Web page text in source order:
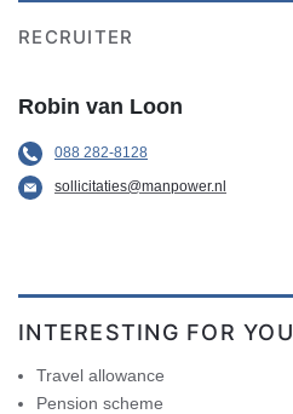
RECRUITER
Robin van Loon
088 282-8128
sollicitaties@manpower.nl
INTERESTING FOR YOU
Travel allowance
Pension scheme